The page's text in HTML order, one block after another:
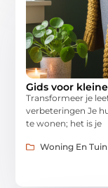
Gids voor
Transformeer je
verbeteringen Je
te wonen; het is je
Woning En Tuin